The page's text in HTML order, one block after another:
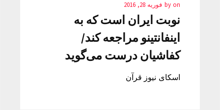
by on فوریه 28, 2016
نوبت ایران است که به
اینفانتینو مراجعه کند/
کفاشیان درست می‌گوید
اسکای نیوز قرآن